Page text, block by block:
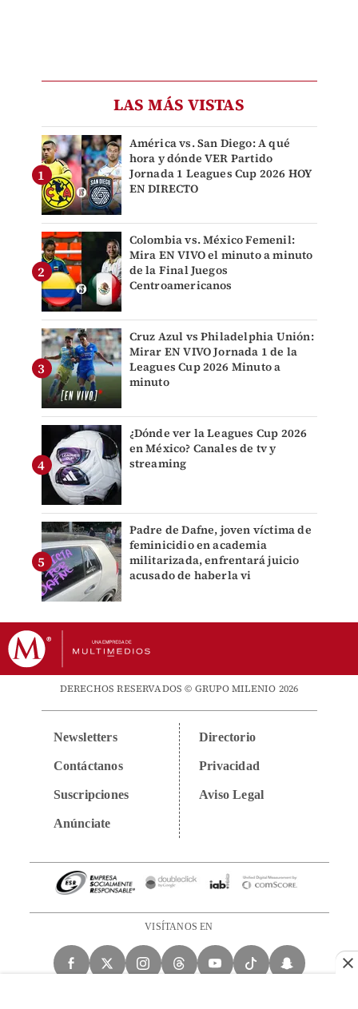
LAS MÁS VISTAS
América vs. San Diego: A qué
hora y dónde VER Partido
Jornada 1 Leagues Cup 2026 HOY
EN DIRECTO
Colombia vs. México Femenil:
Mira EN VIVO el minuto a minuto
de la Final Juegos
Centroamericanos
Cruz Azul vs Philadelphia Unión:
Mirar EN VIVO Jornada 1 de la
Leagues Cup 2026 Minuto a
minuto
¿Dónde ver la Leagues Cup 2026
en México? Canales de tv y
streaming
Padre de Dafne, joven víctima de
feminicidio en academia
militarizada, enfrentará juicio
acusado de haberla vi
DERECHOS RESERVADOS © GRUPO MILENIO 2026
Newsletters
Contáctanos
Suscripciones
Anúnciate
Directorio
Privacidad
Aviso Legal
VISÍTANOS EN